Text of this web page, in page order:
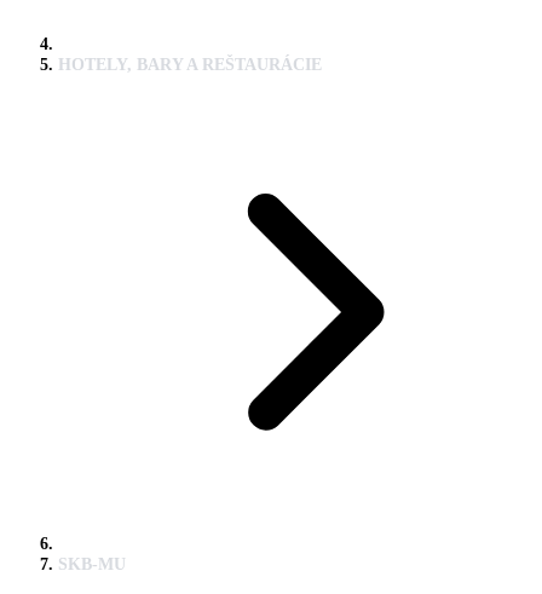
HOTELY, BARY A REŠTAURÁCIE
SKB-MU